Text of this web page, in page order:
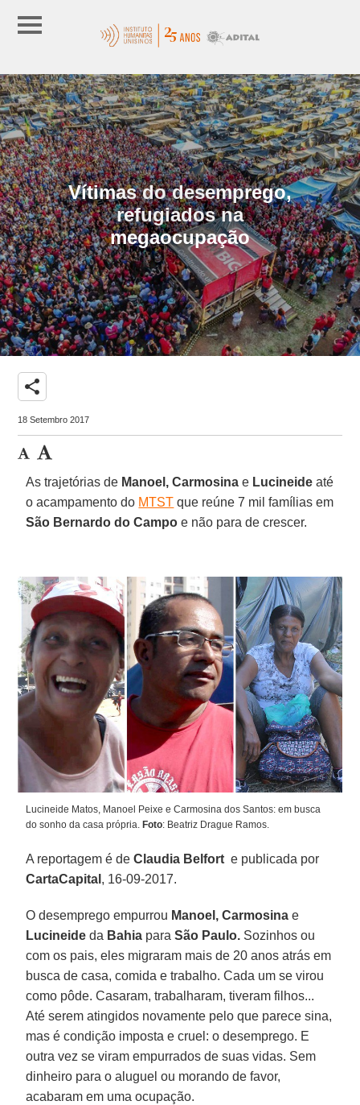
Vítimas do desemprego,
refugiados na
megaocupação
share
18 Setembro 2017
As trajetórias de Manoel, Carmosina e Lucineide até
o acampamento do MTST que reúne 7 mil famílias em
São Bernardo do Campo e não para de crescer.
Lucineide Matos, Manoel Peixe e Carmosina dos Santos: em busca
do sonho da casa própria. Foto: Beatriz Drague Ramos.
A reportagem é deClaudia Belfort e publicada por
CartaCapital , 16-09-2017.
O desemprego empurrou Manoel, Carmosina e
Lucineide da Bahia paraSão Paulo. Sozinhos ou
com os pais, eles migraram mais de 20 anos atrás em
busca de casa, comida e trabalho. Cada um se virou
como pôde. Casaram, trabalharam, tiveram filhos...
Até serem atingidos novamente pelo que parece sina,
mas é condição imposta e cruel: o desemprego. E
outra vez se viram empurrados de suas vidas. Sem
dinheiro para o aluguel ou morando de favor,
acabaram em uma ocupação.